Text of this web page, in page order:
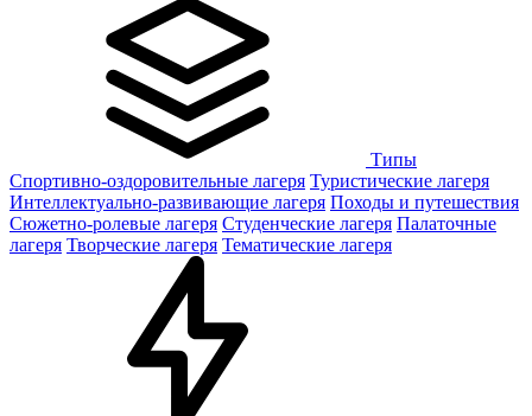
Типы
Спортивно-оздоровительные лагеря Туристические лагеря
Интеллектуально-развивающие лагеря Походы и путешествия
Сюжетно-ролевые лагеря Студенческие лагеря Палаточные
лагеря Творческие лагеря Тематические лагеря